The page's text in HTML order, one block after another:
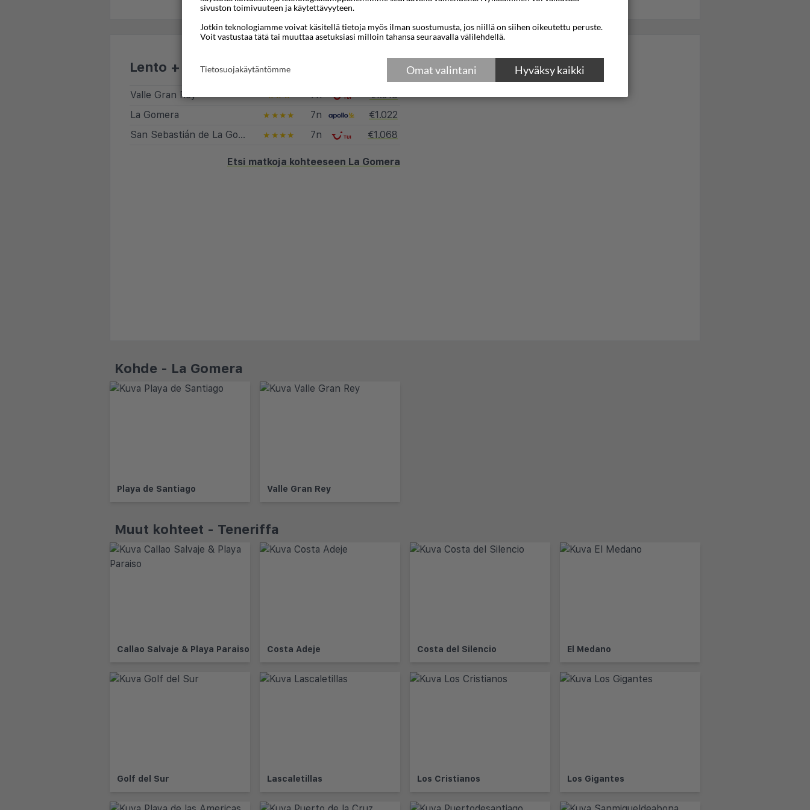
Lento + hotelli
Valle Gran Rey ★★★ 7n
€1.018
La Gomera
★★★★ 7n
€1.022
San Sebastián de La Gomera
★★★★ 7n €1.068
Etsi matkoja kohteeseen La Gomera
Kartta
Kohde - La Gomera
Playa de Santiago Valle Gran Rey
Muut kohteet - Teneriffa
Callao Salvaje & Playa Paraiso Costa Adeje Costa del Silencio El Medano
Golf del Sur Lascaletillas Los Cristianos Los Gigantes
sivuston toimivuuteen ja käytettävyyteen.
Jotkin teknologiamme voivat käsitellä tietoja myös ilman suostumusta, jos niillä on siihen oikeutettu peruste.
Voit vastustaa tätä tai muuttaa asetuksiasi milloin tahansa seuraavalla välilehdellä.
Hyväksy kaikki
Omat valintani
Tietosuojakäytäntömme